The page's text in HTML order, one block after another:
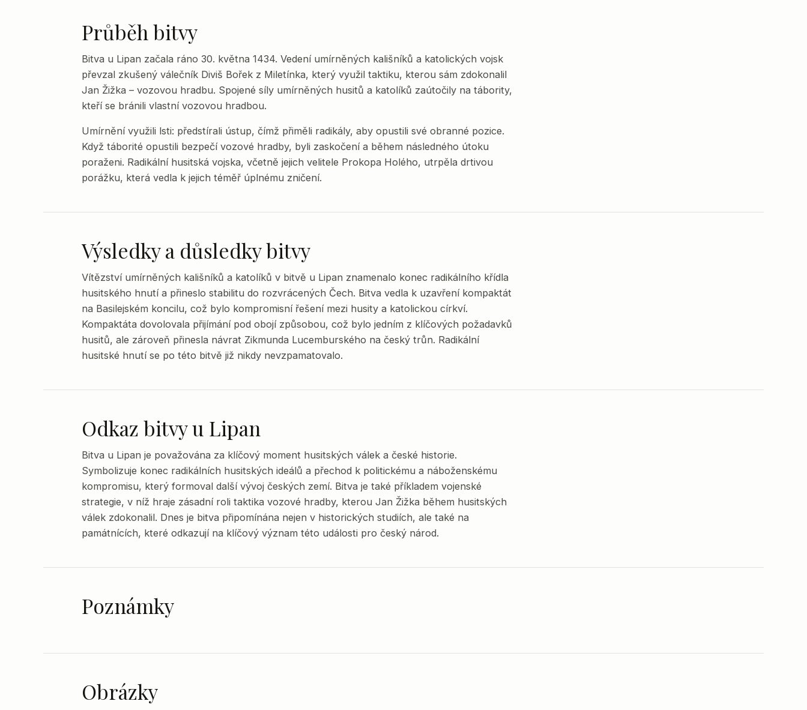
Průběh bitvy
Bitva u Lipan začala ráno 30. května 1434. Vedení umírněných kališníků a katolických vojsk
převzal zkušený válečník Diviš Bořek z Miletínka, který využil taktiku, kterou sám zdokonalil
Jan Žižka – vozovou hradbu. Spojené síly umírněných husitů a katolíků zaútočily na tábority,
kteří se bránili vlastní vozovou hradbou.
Umírnění využili lsti: předstírali ústup, čímž přiměli radikály, aby opustili své obranné pozice.
Když táborité opustili bezpečí vozové hradby, byli zaskočení a během následného útoku
poraženi. Radikální husitská vojska, včetně jejich velitele Prokopa Holého, utrpěla drtivou
porážku, která vedla k jejich téměř úplnému zničení.
Výsledky a důsledky bitvy
Vítězství umírněných kališníků a katolíků v bitvě u Lipan znamenalo konec radikálního křídla
husitského hnutí a přineslo stabilitu do rozvrácených Čech. Bitva vedla k uzavření kompaktát
na Basilejském koncilu, což bylo kompromisní řešení mezi husity a katolickou církví.
Kompaktáta dovolovala přijímání pod obojí způsobou, což bylo jedním z klíčových požadavků
husitů, ale zároveň přinesla návrat Zikmunda Lucemburského na český trůn. Radikální
husitské hnutí se po této bitvě již nikdy nevzpamatovalo.
Odkaz bitvy u Lipan
Bitva u Lipan je považována za klíčový moment husitských válek a české historie.
Symbolizuje konec radikálních husitských ideálů a přechod k politickému a náboženskému
kompromisu, který formoval další vývoj českých zemí. Bitva je také příkladem vojenské
strategie, v níž hraje zásadní roli taktika vozové hradby, kterou Jan Žižka během husitských
válek zdokonalil. Dnes je bitva připomínána nejen v historických studiích, ale také na
památnících, které odkazují na klíčový význam této události pro český národ.
Poznámky
Obrázky